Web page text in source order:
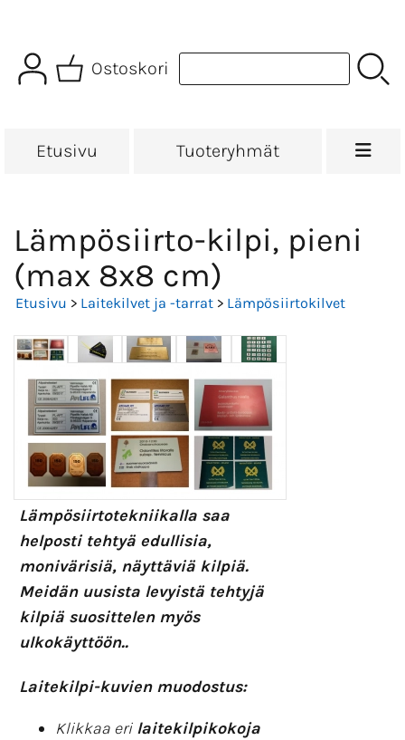
Ostoskori
Etusivu Tuoteryhmät
Lämpösiirto-kilpi, pieni
(max 8x8 cm)
Etusivu > Laitekilvet ja -tarrat > Lämpösiirtokilvet
Lämpösiirtotekniikalla saa
helposti tehtyä edullisia,
monivärisiä, näyttäviä kilpiä.
Meidän uusista levyistä tehtyjä
kilpiä suosittelen myös
ulkokäyttöön..
Laitekilpi-kuvien muodostus:
Klikkaa erilaitekilpikokoja